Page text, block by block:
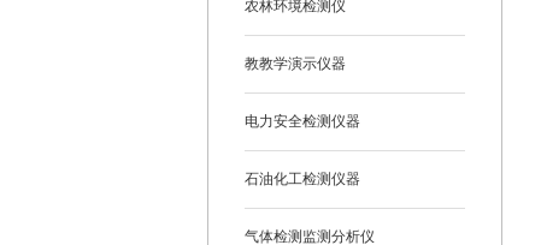
农林环境检测仪
教教学演示仪器
电力安全检测仪器
石油化工检测仪器
气体检测监测分析仪